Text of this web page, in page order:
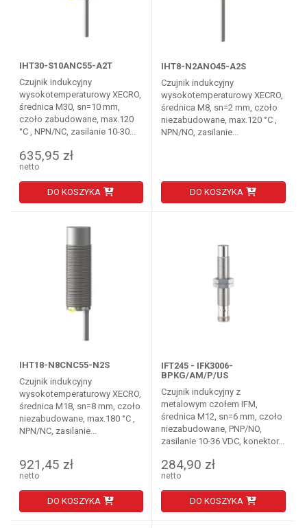
IHT30-S10ANC55-A2T
Czujnik indukcyjny
wysokotemperaturowy XECRO,
średnica M30, sn=10 mm,
czoło zabudowane, max.120
°C , NPN/NC, zasilanie 10-30...
635,95 zł
netto
DO KOSZYKA
IHT8-N2ANO45-A2S
Czujnik indukcyjny
wysokotemperaturowy XECRO,
średnica M8, sn=2 mm, czoło
niezabudowane, max.120 °C ,
NPN/NO, zasilanie...
DO KOSZYKA
IHT18-N8CNC55-N2S
Czujnik indukcyjny
wysokotemperaturowy XECRO,
średnica M18, sn=8 mm, czoło
niezabudowane, max.180 °C ,
NPN/NC, zasilanie...
921,45 zł
netto
DO KOSZYKA
IFT245 - IFK3006-
BPKG/AM/P/US
Czujnik indukcyjny z
metalowym czołem IFM,
średnica M12, sn=6 mm, czoło
niezabudowane, PNP/NO,
zasilanie 10-36 VDC, konektor...
284,90 zł
netto
DO KOSZYKA